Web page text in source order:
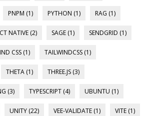
PNPM (1) PYTHON (1) RAG (1)
NATIVE (2) SAGE (1) SENDGRID (1)
CSS (1) TAILWINDCSS (1)
THETA (1) THREE.JS (3)
(3) TYPESCRIPT (4) UBUNTU (1)
UNITY (22) VEE-VALIDATE (1) VITE (1)